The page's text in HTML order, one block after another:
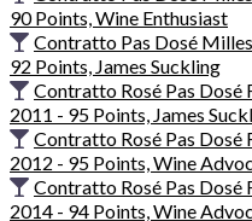
90 Points, Wine Enthusiast
Contratto Pas Dosé
92 Points, James Suckling
Contratto Rosé Pas Dosé
2011 - 95 Points, James
Contratto Rosé Pas Dosé
2012 - 95 Points, Wine
Contratto Rosé Pas Dosé
2014 - 94 Points, Wine